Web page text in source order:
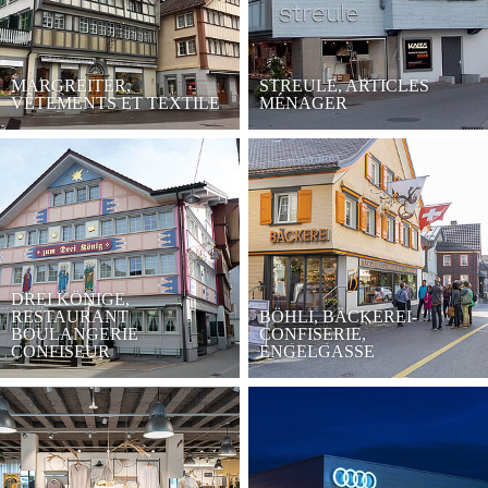
MARGREITER,
VÊTEMENTS ET TEXTILE
STREULE, ARTICLES
MÉNAGER
DREI KÖNIGE,
RESTAURANT
BOULANGERIE
CONFISEUR
BÖHLI, BÄCKEREI-
CONFISERIE,
ENGELGASSE